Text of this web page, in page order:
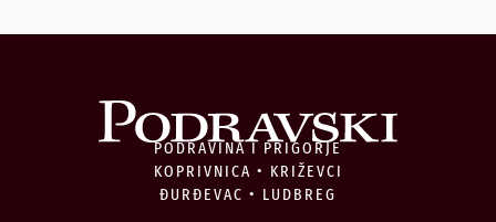
PODRAVINA I PRIGORJE
KOPRIVNICA • KRIŽEVCI
ĐURĐEVAC • LUDBREG